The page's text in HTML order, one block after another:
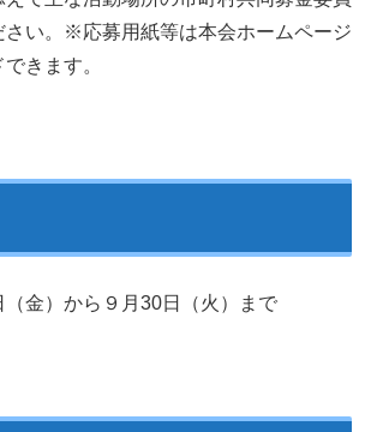
さい。※応募用紙等は本会ホームページ
きます。
金）から９月30日（火）まで